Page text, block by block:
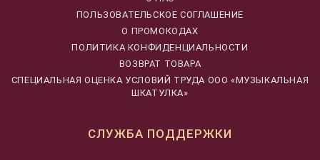
ПОЛЬЗОВАТЕЛЬСКОЕ СОГЛАШЕНИЕ
О ПРОМОКОДАХ
ПОЛИТИКА КОНФИДЕНЦИАЛЬНОСТИ
ВОЗВРАТ ТОВАРА
CПЕЦИАЛЬНАЯ ОЦЕНКА УСЛОВИЙ ТРУДА ООО «МУЗЫКАЛЬНАЯ
ШКАТУЛКА»
СЛУЖБА ПОДДЕРЖКИ